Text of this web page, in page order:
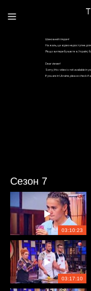
Сезон 7
03:10:23
03:17:10